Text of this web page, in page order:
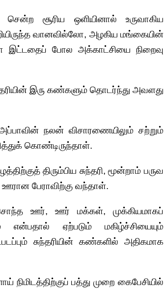
சூரிய ஒளியினால் உருவாகிய
வானவில்லோ, அழகிய மங்கையின்
போல அக்காட்சியை நிறைவு
இரு கண்களும் தொடர்ந்து அவளது
நலன் விசாரணையிலும் சற்றும்
கொண்டிருந்தாள்.
திரும்பிய சுந்தரி, மூன்றாம் பருவ
பேராவிற்கு வந்தாள்.
ஊர், ஊர் மக்கள், முக்கியமாகப்
ஏற்படும் மகிழ்ச்சியையும்
சுந்தரியின் கண்களில் அதிகமாக
பத்து முறை கைபேசியில்